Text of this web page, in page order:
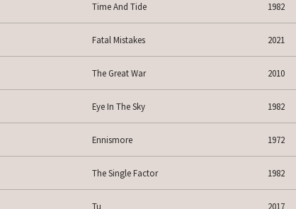
Time And Tide 1982
Fatal Mistakes 2021
The Great War 2010
Eye In The Sky 1982
Ennismore 1972
The Single Factor 1982
Tu 2017